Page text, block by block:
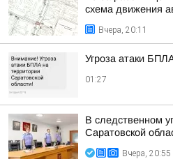
схема движения
Вчера, 20:11
Угроза атаки
01:27
В следственном
Саратовской
Вчера, 20:55